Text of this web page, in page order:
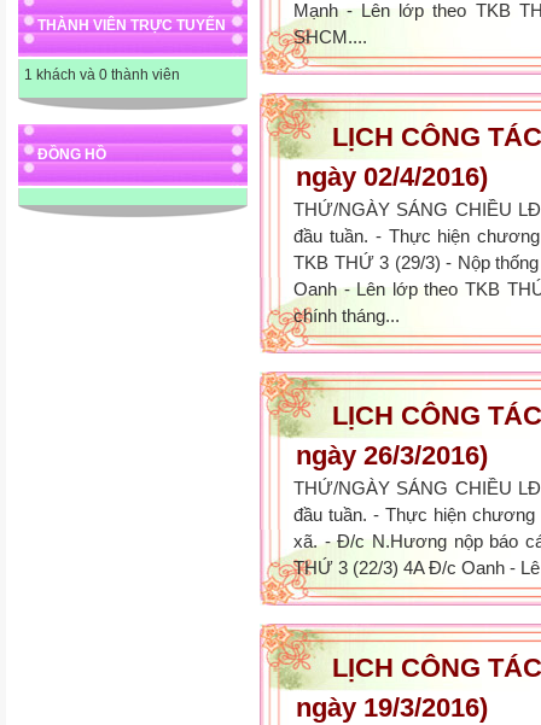
THÀNH VIÊN TRỰC TUYẾN
1 khách và 0 thành viên
ĐỒNG HỒ
Mạnh - Lên lớp theo TKB
SHCM....
LỊCH CÔNG
ngày 02/4/2016)
THỨ/NGÀY SÁNG CHIỀU
đầu tuần. - Thực hiện
TKB THỨ 3 (29/3) - Nộp
Oanh - Lên lớp theo TKB
chính tháng...
LỊCH CÔNG
ngày 26/3/2016)
THỨ/NGÀY SÁNG CHIỀU
đầu tuần. - Thực hiện
xã. - Đ/c N.Hương nộp báo
THỨ 3 (22/3) 4A Đ/c Oanh -
LỊCH CÔNG
ngày 19/3/2016)